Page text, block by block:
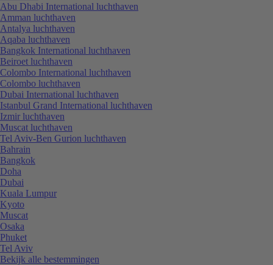
Abu Dhabi International luchthaven
Amman luchthaven
Antalya luchthaven
Aqaba luchthaven
Bangkok International luchthaven
Beiroet luchthaven
Colombo International luchthaven
Colombo luchthaven
Dubai International luchthaven
Istanbul Grand International luchthaven
Izmir luchthaven
Muscat luchthaven
Tel Aviv-Ben Gurion luchthaven
Bahrain
Bangkok
Doha
Dubai
Kuala Lumpur
Kyoto
Muscat
Osaka
Phuket
Tel Aviv
Bekijk alle bestemmingen